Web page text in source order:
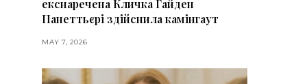
екснаречена Кличка Гайден
Панеттьєрі здійснила камінгаут
MAY 7, 2026